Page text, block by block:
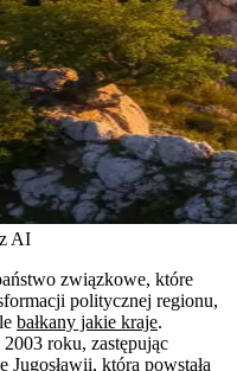
AI
związkowe, które
politycznej regionu,
bałkany jakie kraje.
roku, zastępując
która powstała